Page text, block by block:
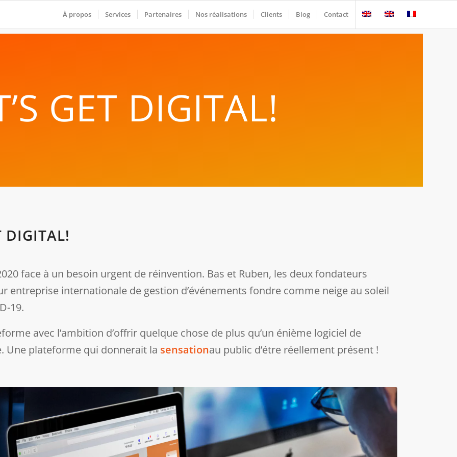
À propos Services Partenaires Nos réalisations Clients Blog Contact
GET DIGITAL!
DIGITAL!
face à un besoin urgent de réinvention. Bas et Ruben, les deux fondateurs
entreprise internationale de gestion d’événements fondre comme neige au soleil
19.
avec l’ambition d’offrir quelque chose de plus qu’un énième logiciel de
Une plateforme qui donnerait la sensationau public d’étre réellement présent !